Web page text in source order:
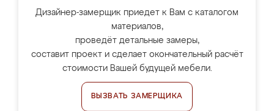
Дизайнер-замерщик приедет к Вам с каталогом
материалов,
проведёт детальные замеры,
составит проект и сделает окончательный расчёт
стоимости Вашей будущей мебели.
ВЫЗВАТЬ ЗАМЕРЩИКА